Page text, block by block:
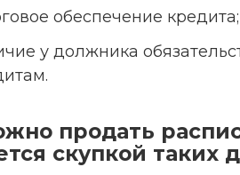
обеспечение кредита;
у должника
продать
скупкой таких